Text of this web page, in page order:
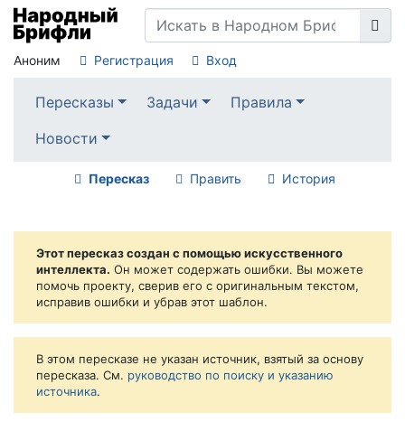
Аноним Регистрация Вход
Пересказы Задачи
Правила
Новости
Пересказ Править История
Этот пересказ создан с помощью искусственного
интеллекта. Он может содержать ошибки. Вы можете
помочь проекту, сверив его с оригинальным текстом,
исправив ошибки и убрав этот шаблон.
В этом пересказе не указан источник, взятый за основу
пересказа. См. руководство по поиску и указанию
источника.